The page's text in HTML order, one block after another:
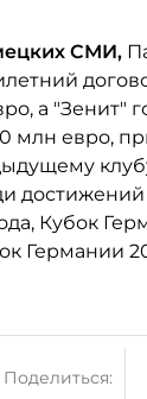
СМИ,
а "Зенит"
млн евро,
Кубок
Германии
Поделиться: